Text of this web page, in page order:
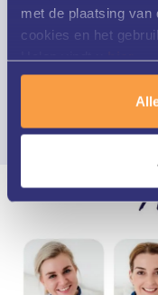
met de plaatsing
cookies en het
Helon vindt uhier.